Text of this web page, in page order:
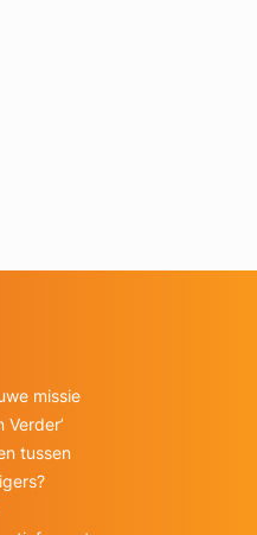
missie
Verder’
tussen